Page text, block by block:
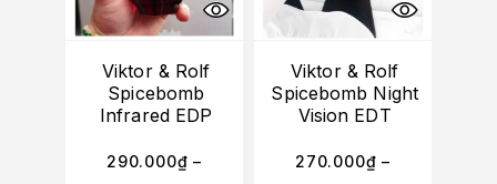
Viktor & Rolf
Spicebomb
Infrared EDP
290.000₫ –
Viktor & Rolf
Spicebomb Night
Vision EDT
270.000₫ –